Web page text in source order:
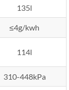
135l
≤4g/kwh
114l
310-448kPa